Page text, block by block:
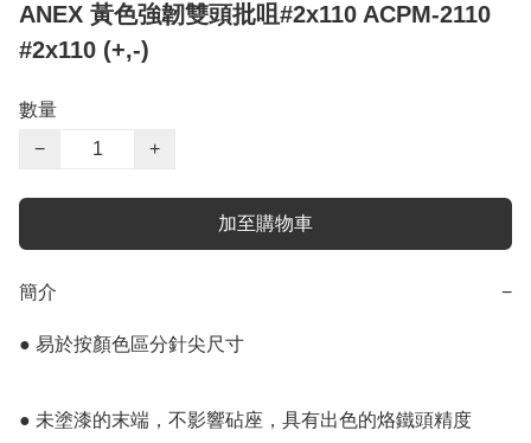
ANEX 黃色強韌雙頭批咀#2x110 ACPM-2110
#2x110 (+,-)
數量
−
+
加至購物車
簡介 −
● 易於按顏色區分針尖尺寸
● 未塗漆的末端，不影響砧座，具有出色的烙鐵頭精度